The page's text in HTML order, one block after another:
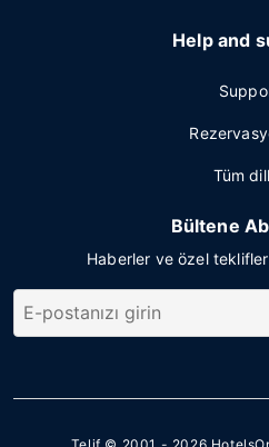
Help and
Tüm
Bültene
Haberler ve özel teklifler